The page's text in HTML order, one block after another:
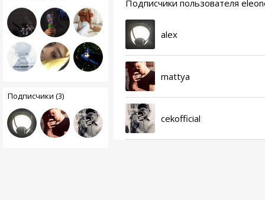
Подписчики (3)
Подписчики пользователя
alex
mattya
cekofficial